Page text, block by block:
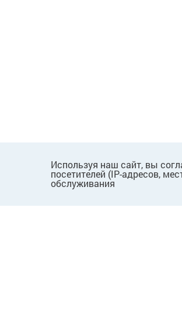
Используя наш сайт, вы
посетителей (IP-адресов,
обслуживания